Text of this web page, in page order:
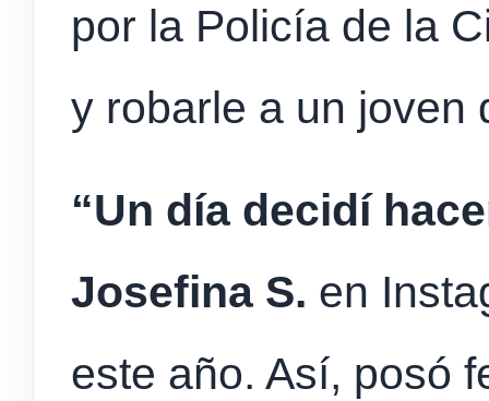
por la Policía de la
y robarle a un joven
“Un día decidí
Josefina S. en
este año. Así, posó